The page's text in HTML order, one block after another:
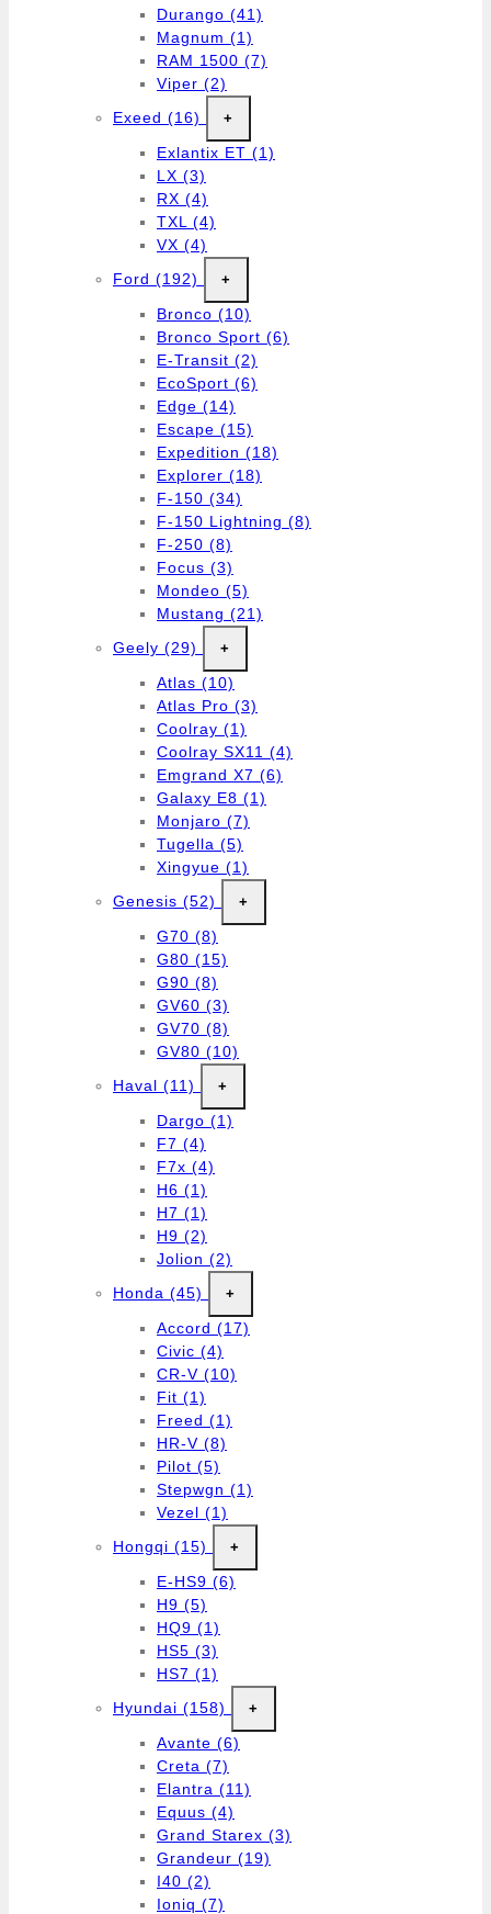
Durango (41)
Magnum (1)
RAM 1500 (7)
Viper (2)
Exeed (16) +
Exlantix ET (1)
LX (3)
RX (4)
TXL
(4)
VX (4)
Ford (192) +
Bronco (10)
Bronco Sport (6)
E-Transit (2)
EcoSport (6)
Edge (14)
Escape (15)
Expedition (18)
Explorer (18)
F-150 (34)
F-150 Lightning (8)
F-250 (8)
Focus (3)
Mondeo (5)
Mustang (21)
Geely (29) +
Atlas (10)
Atlas Pro (3)
Coolray (1)
Coolray SX11 (4)
Emgrand X7 (6)
Galaxy E8 (1)
Monjaro (7)
Tugella (5)
Xingyue (1)
Genesis (52) +
G70 (8)
G80 (15)
G90 (8)
GV60 (3)
GV70 (8)
GV80 (10)
Haval (11) +
Dargo (1)
F7 (4)
F7x (4)
H6 (1)
H7 (1)
H9 (2)
Jolion (2)
Honda (45) +
Accord (17)
Civic (4)
CR-V (10)
Fit (1)
Freed (1)
HR-V (8)
Pilot (5)
Stepwgn (1)
Vezel (1)
Hongqi (15) +
E-HS9 (6)
H9 (5)
HQ9 (1)
HS5 (3)
HS7 (1)
Hyundai (158) +
Avante (6)
Creta (7)
Elantra (11)
Equus (4)
Grand Starex (3)
Grandeur (19)
I40 (2)
Ioniq (7)